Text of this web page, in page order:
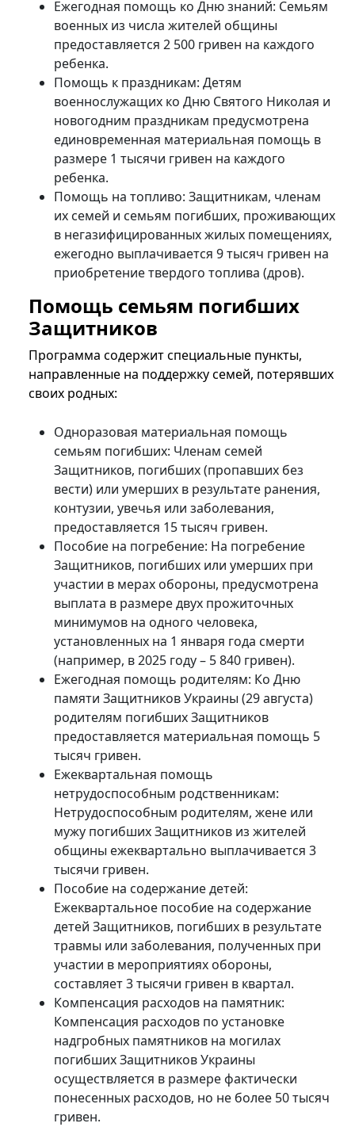
Ежегодная помощь ко Дню знаний: Семьям
военных из числа жителей общины
предоставляется 2 500 гривен на каждого
ребенка.
Помощь к праздникам: Детям
военнослужащих ко Дню Святого Николая и
новогодним праздникам предусмотрена
единовременная материальная помощь в
размере 1 тысячи гривен на каждого
ребенка.
Помощь на топливо: Защитникам, членам
их семей и семьям погибших, проживающих
в негазифицированных жилых помещениях,
ежегодно выплачивается 9 тысяч гривен на
приобретение твердого топлива (дров).
Помощь семьям погибших
Защитников
Программа содержит специальные пункты,
направленные на поддержку семей, потерявших
своих родных:
Одноразовая материальная помощь
семьям погибших: Членам семей
Защитников, погибших (пропавших без
вести) или умерших в результате ранения,
контузии, увечья или заболевания,
предоставляется 15 тысяч гривен.
Пособие на погребение: На погребение
Защитников, погибших или умерших при
участии в мерах обороны, предусмотрена
выплата в размере двух прожиточных
минимумов на одного человека,
установленных на 1 января года смерти
(например, в 2025 году – 5 840 гривен).
Ежегодная помощь родителям: Ко Дню
памяти Защитников Украины (29 августа)
родителям погибших Защитников
предоставляется материальная помощь 5
тысяч гривен.
Ежеквартальная помощь
нетрудоспособным родственникам:
Нетрудоспособным родителям, жене или
мужу погибших Защитников из жителей
общины ежеквартально выплачивается 3
тысячи гривен.
Пособие на содержание детей:
Ежеквартальное пособие на содержание
детей Защитников, погибших в результате
травмы или заболевания, полученных при
участии в мероприятиях обороны,
составляет 3 тысячи гривен в квартал.
Компенсация расходов на памятник:
Компенсация расходов по установке
надгробных памятников на могилах
погибших Защитников Украины
осуществляется в размере фактически
понесенных расходов, но не более 50 тысяч
гривен.